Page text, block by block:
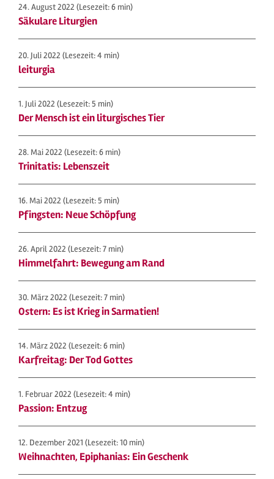
24. August 2022 (Lesezeit: 6 min)
Säkulare Liturgien
20. Juli 2022 (Lesezeit: 4 min)
leiturgia
1. Juli 2022 (Lesezeit: 5 min)
Der Mensch ist ein liturgisches Tier
28. Mai 2022 (Lesezeit: 6 min)
Trinitatis: Lebenszeit
16. Mai 2022 (Lesezeit: 5 min)
Pfingsten: Neue Schöpfung
26. April 2022 (Lesezeit: 7 min)
Himmelfahrt: Bewegung am Rand
30. März 2022 (Lesezeit: 7 min)
Ostern: Es ist Krieg in Sarmatien!
14. März 2022 (Lesezeit: 6 min)
Karfreitag: Der Tod Gottes
1. Februar 2022 (Lesezeit: 4 min)
Passion: Entzug
12. Dezember 2021 (Lesezeit: 10 min)
Weihnachten, Epiphanias: Ein Geschenk